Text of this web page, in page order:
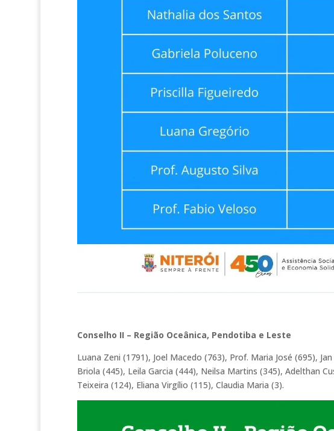
Conselho II – Região Oceânica, Pendotiba e Leste
Luana Zeni (1791), Joel Macedo (763), Prof. Maria José (695),
Briola (445), Leila Garcia (444), Neilsa Martins (345), Adelthan
Teixeira (124), Eliana Virgílio (115), Claudia Maria (3).